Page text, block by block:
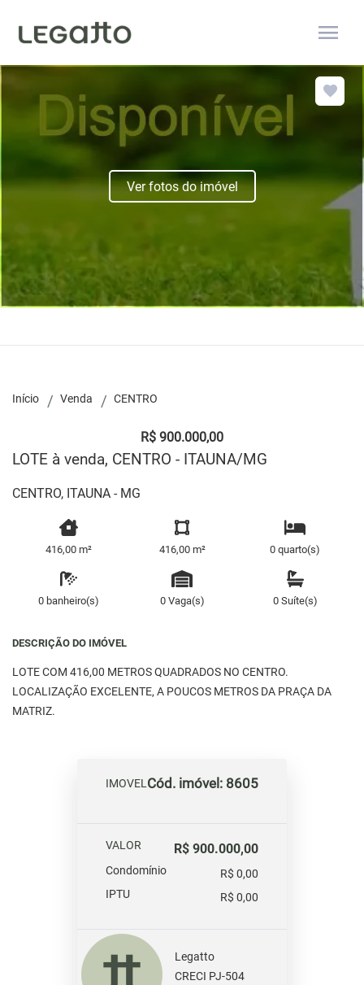
menu
Ver fotos do imóvel
Início Venda CENTRO
R$ 900.000,00
LOTE à venda, CENTRO - ITAUNA/MG
CENTRO, ITAUNA - MG
416,00 m² 416,00 m² 0 quarto(s)
0 banheiro(s) 0 Vaga(s) 0 Suíte(s)
DESCRIÇÃO DO IMÓVEL
LOTE COM 416,00 METROS QUADRADOS NO CENTRO.
LOCALIZAÇÃO EXCELENTE, A POUCOS METROS DA PRAÇA DA
MATRIZ.
IMOVELCód. imóvel: 8605
VALOR R$ 900.000,00
Condomínio
R$ 0,00
IPTU
R$ 0,00
Legatto
CRECI PJ-504